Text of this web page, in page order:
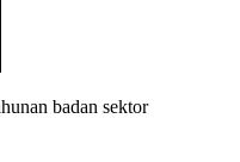
badan sektor